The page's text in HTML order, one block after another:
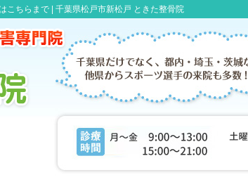
こちらまで | 千葉県松戸市新松戸 ときた整骨院